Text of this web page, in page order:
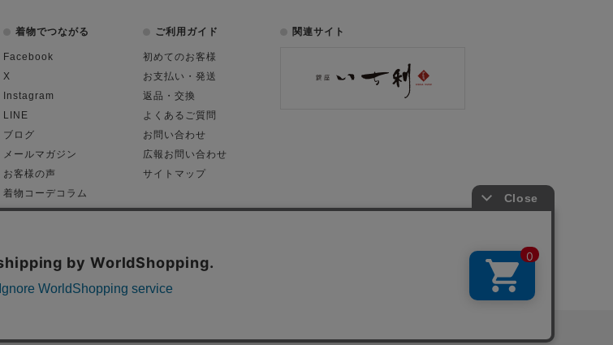
着物でつながる
Facebook
X
Instagram
LINE
ブログ
メールマガジン
お客様の声
着物コーデコラム
ご利用ガイド
初めてのお客様
お支払い・発送
返品・交換
よくあるご質問
お問い合わせ
広報お問い合わせ
サイトマップ
関連サイト